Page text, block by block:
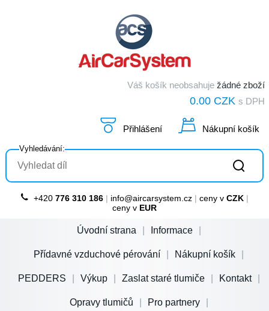
Váš košík neobsahuje žádné zboží
0.00 CZK s DPH
Nákupní košík
Přihlášení
+420776 310 186 | info@aircarsystem.cz |ceny vCZK |
ceny v EUR
Vyhledávání:
Úvodní strana Informace
Přídavné vzduchové pérování Nákupní košík
PEDDERS Výkup Zaslat staré tlumiče Kontakt
Opravy tlumičů Pro partnery